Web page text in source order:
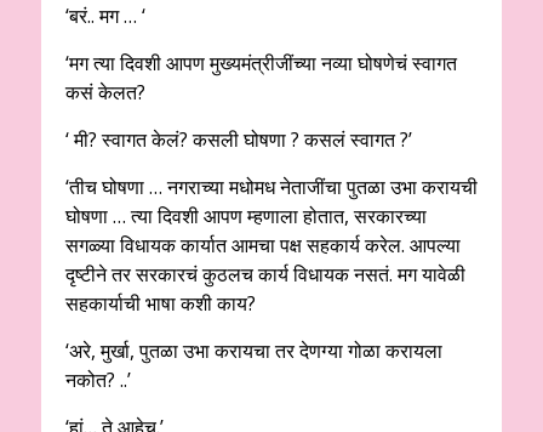
‘बरं.. मग … ‘
‘मग त्या दिवशी आपण मुख्यमंत्रीजींच्या नव्या घोषणेचं स्वागत
कसं केलत?
‘ मी? स्वागत केलं? कसली घोषणा ? कसलं स्वागत ?’
‘तीच घोषणा … नगराच्या मधोमध नेताजींचा पुतळा उभा करायची
घोषणा … त्या दिवशी आपण म्हणाला होतात, सरकारच्या
सगळ्या विधायक कार्यात आमचा पक्ष सहकार्य करेल. आपल्या
दृष्टीने तर सरकारचं कुठलच कार्य विधायक नसतं. मग यावेळी
सहकार्याची भाषा कशी काय?
‘अरे, मुर्खा, पुतळा उभा करायचा तर देणग्या गोळा करायला
नकोत? ..’